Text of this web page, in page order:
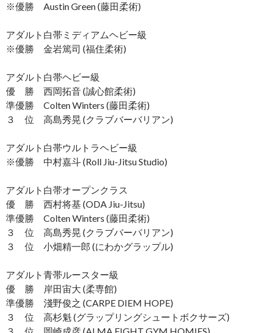
※優勝 Austin Green (藤田柔術)
アダルト白帯ミディアムヘビー級
※優勝 金岩篤司 (福住柔術)
アダルト白帯ヘビー級
優 勝 西岡拓音 (誠心館柔術)
準優勝 Colten Winters (藤田柔術)
３ 位 高島秀晃 (クラブバーバリアン)
アダルト白帯ウルトラヘビー級
※優勝 中村嘉斗 (Roll Jiu-Jitsu Studio)
アダルト白帯オープンクラス
優 勝 西村将基 (ODA Jiu-Jitsu)
準優勝 Colten Winters (藤田柔術)
３ 位 高島秀晃 (クラブバーバリアン)
３ 位 小畑精一郎 (にわかグラップル)
アダルト青帯ルースター級
優 勝 岸田宙大 (柔専館)
準優勝 淺野俊之 (CARPE DIEM HOPE)
３ 位 高杉魁 (グラップリングシュートボクサーズ)